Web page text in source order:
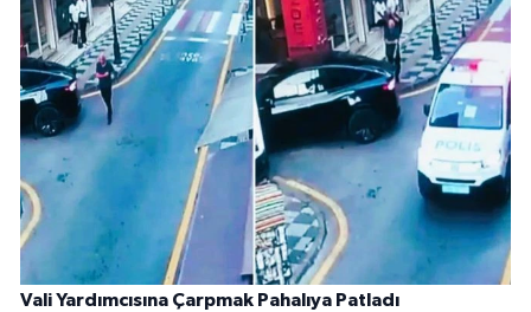
Vali Yardımcısına Çarpmak Pahalıya Patladı